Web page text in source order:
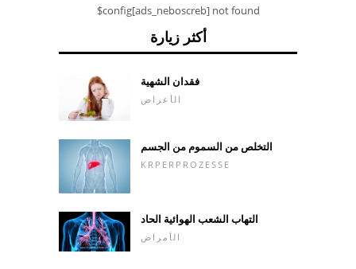
$config[ads_neboscreb] not found
أكثر زيارة
فقدان الشهية
الأعراض
التخلص من السموم من الجسم
KRPERPROZESSE
التهاب الشعب الهوائية الحاد
الأمراض